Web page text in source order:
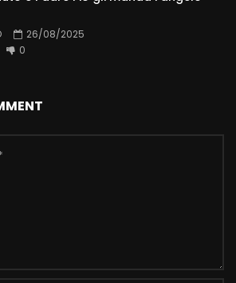
26/08/2025
0